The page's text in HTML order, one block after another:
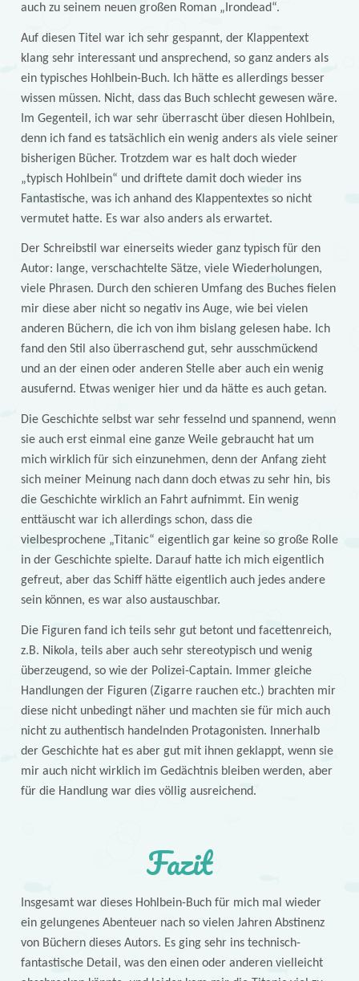
auch zu seinem neuen großen Roman „Irondead“.
Auf diesen Titel war ich sehr gespannt, der Klappentext
klang sehr interessant und ansprechend, so ganz anders als
ein typisches Hohlbein-Buch. Ich hätte es allerdings besser
wissen müssen. Nicht, dass das Buch schlecht gewesen wäre.
Im Gegenteil, ich war sehr überrascht über diesen Hohlbein,
denn ich fand es tatsächlich ein wenig anders als viele seiner
bisherigen Bücher. Trotzdem war es halt doch wieder
„typisch Hohlbein“ und driftete damit doch wieder ins
Fantastische, was ich anhand des Klappentextes so nicht
vermutet hatte. Es war also anders als erwartet.
Der Schreibstil war einerseits wieder ganz typisch für den
Autor: lange, verschachtelte Sätze, viele Wiederholungen,
viele Phrasen. Durch den schieren Umfang des Buches fielen
mir diese aber nicht so negativ ins Auge, wie bei vielen
anderen Büchern, die ich von ihm bislang gelesen habe. Ich
fand den Stil also überraschend gut, sehr ausschmückend
und an der einen oder anderen Stelle aber auch ein wenig
ausufernd. Etwas weniger hier und da hätte es auch getan.
Die Geschichte selbst war sehr fesselnd und spannend, wenn
sie auch erst einmal eine ganze Weile gebraucht hat um
mich wirklich für sich einzunehmen, denn der Anfang zieht
sich meiner Meinung nach dann doch etwas zu sehr hin, bis
die Geschichte wirklich an Fahrt aufnimmt. Ein wenig
enttäuscht war ich allerdings schon, dass die
vielbesprochene „Titanic“ eigentlich gar keine so große Rolle
in der Geschichte spielte. Darauf hatte ich mich eigentlich
gefreut, aber das Schiff hätte eigentlich auch jedes andere
sein können, es war also austauschbar.
Die Figuren fand ich teils sehr gut betont und facettenreich,
z.B. Nikola, teils aber auch sehr stereotypisch und wenig
überzeugend, so wie der Polizei-Captain. Immer gleiche
Handlungen der Figuren (Zigarre rauchen etc.) brachten mir
diese nicht unbedingt näher und machten sie für mich auch
nicht zu authentisch handelnden Protagonisten. Innerhalb
der Geschichte hat es aber gut mit ihnen geklappt, wenn sie
mir auch nicht wirklich im Gedächtnis bleiben werden, aber
für die Handlung war dies völlig ausreichend.
Fazit
Insgesamt war dieses Hohlbein-Buch für mich mal wieder
ein gelungenes Abenteuer nach so vielen Jahren Abstinenz
von Büchern dieses Autors. Es ging sehr ins technisch-
fantastische Detail, was den einen oder anderen vielleicht